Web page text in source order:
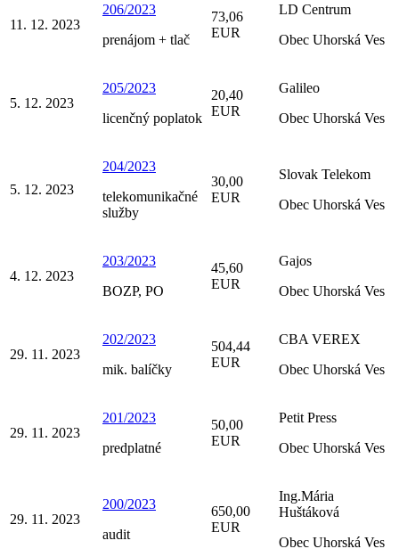
11. 12. 2023
206/2023
prenájom + tlač
73,06
EUR
LD Centrum
Obec Uhorská Ves
5. 12. 2023
205/2023
licenčný poplatok
20,40
EUR
Galileo
Obec Uhorská Ves
5. 12. 2023
204/2023
telekomunikačné
služby
30,00
EUR
Slovak Telekom
Obec Uhorská Ves
4. 12. 2023
203/2023
BOZP, PO
45,60
EUR
Gajos
Obec Uhorská Ves
29. 11. 2023
202/2023
mik. balíčky
504,44
EUR
CBA VEREX
Obec Uhorská Ves
29. 11. 2023
201/2023
predplatné
50,00
EUR
Petit Press
Obec Uhorská Ves
29. 11. 2023
200/2023
audit
650,00
EUR
Ing.Mária
Huštáková
Obec Uhorská Ves